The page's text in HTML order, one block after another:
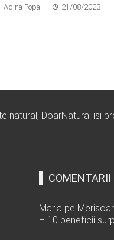
Adina Popa 21/08/2023
natural, DoarNatural isi
COMENTARII
Maria pe
– 10 beneficii